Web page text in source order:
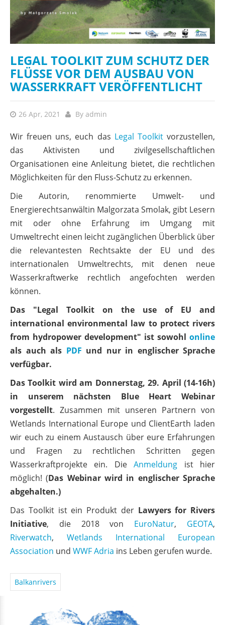
LEGAL TOOLKIT ZUM SCHUTZ DER
FLÜSSE VOR DEM AUSBAU VON
WASSERKRAFT VERÖFFENTLICHT
26 Apr, 2021 By admin
Wir freuen uns, euch das Legal Toolkitvorzustellen,
das Aktivisten und zivilgesellschaftlichen
Organisationen eine Anleitung bietet, die rechtlichen
Möglichkeiten für den Fluss-Schutz zu erkennen.
Die Autorin, renommierte Umwelt- und
Energierechtsanwältin Malgorzata Smolak, gibt Lesern
mit oder ohne Erfahrung im Umgang mit
Umweltrecht einen leicht zugänglichen Überblick über
die relevantesten Rechtsakte der EU und des
internationalen Umweltrechts, mit denen neue
Wasserkraftwerke rechtlich angefochten werden
können.
Das "Legal Toolkit on the use of EU and
international environmental law to protect rivers
from hydropower development" ist sowohl online
als auch als PDF und nur in englischer Sprache
verfügbar.
Das Toolkit wird am Donnerstag, 29. April (14-16h)
in unserem nächsten Blue Heart Webinar
vorgestellt. Zusammen mit unseren Partnern von
Wetlands International Europe und ClientEarth laden
wir euch zu einem Austausch über eure Erfahrungen
und Fragen zu rechtlichen Schritten gegen
Wasserkraftprojekte ein. DieAnmeldung ist hier
möglich! (Das Webinar wird in englischer Sprache
abgehalten.)
Das Toolkit ist ein Produkt der Lawyers for Rivers
Initiative, die 2018 von EuroNatur, GEOTA,
Riverwatch, Wetlands International European
Association und WWF Adria ins Leben gerufen wurde.
Balkanrivers